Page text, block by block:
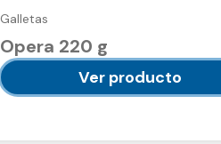
Galletas
Opera 220 g